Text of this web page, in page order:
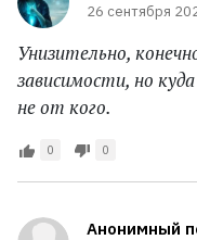
26 сентября
Унизительно,
зависимости, но
не от кого.
0 0
Анонимный